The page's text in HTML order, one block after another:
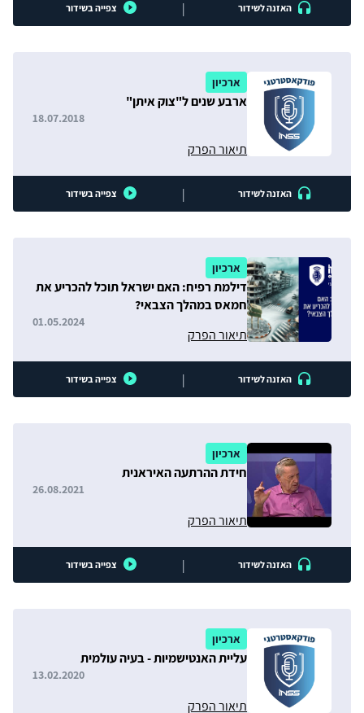
האזנה לשידור | צפייה בשידור
ארכיון
ארבע שנים ל"צוק איתן"
תיאור הפרק
18.07.2018
האזנה לשידור | צפייה בשידור
ארכיון
דילמת רפיח: האם ישראל תוכל להכריע את
חמאס במהלך הצבאי?
תיאור הפרק
01.05.2024
האזנה לשידור | צפייה בשידור
ארכיון
חידת ההרתעה האיראנית
תיאור הפרק
26.08.2021
האזנה לשידור | צפייה בשידור
ארכיון
עליית האנטישמיות - בעיה עולמית
תיאור הפרק
13.02.2020